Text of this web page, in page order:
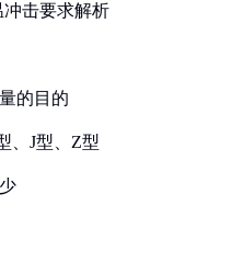
冲击要求解析
的目的
、J型、Z型